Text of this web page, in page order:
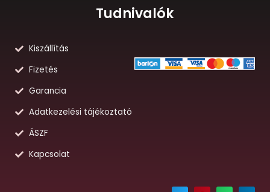
Tudnivalók
Kiszállítás
Fizetés
Garancia
Adatkezelési tájékoztató
ÁSZF
Kapcsolat